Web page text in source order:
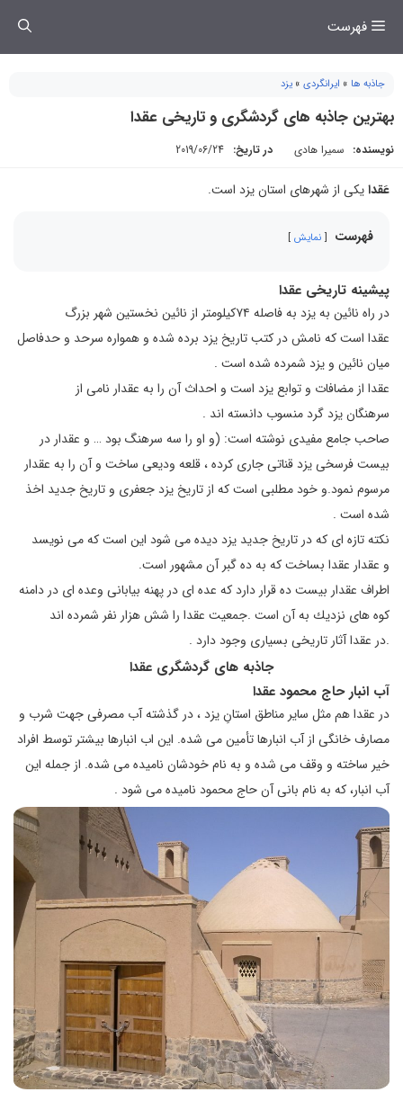
فهرست
جاذبه ها » ایرانگردی » یزد
بهترین جاذبه های گردشگری و تاریخی عقدا
نویسنده: سمیرا هادی در تاریخ: 2019/06/24
عَقدایکی از شهرهای استان یزد است.
فهرست نمایش
پیشینه تاریخی عقدا
در راه نائين به يزد به فاصله ۷۴كيلومتر از نائين نخستين شهر بزرگ
عقدا است كه نامش در كتب تاريخ يزد برده شده و همواره سرحد و حدفاصل
ميان نائين و يزد شمرده شده است .
عقدا از مضافات و توابع يزد است و احداث آن را به عقدار نامی از
سرهنگان يزد گرد منسوب دانسته اند .
صاحب جامع مفيدی نوشته است: (و او را سه سرهنگ بود … و عقدار در
بيست فرسخی يزد قناتی جاری كرده ، قلعه وديعی ساخت و آن را به عقدار
مرسوم نمود.و خود مطلبی است كه از تاريخ يزد جعفری و تاريخ جديد اخذ
شده است .
نكته تازه ای كه در تاريخ جديد يزد ديده می شود اين است كه می نويسد
و عقدار عقدا بساخت كه به ده گبر آن مشهور است.
اطراف عقدار بيست ده قرار دارد كه عده ای در پهنه بيابانی وعده ای در دامنه
كوه های نزديك به آن است .جمعيت عقدا را شش هزار نفر شمرده اند
.در عقدا آثار تاريخی بسياری وجود دارد .
جاذبه های گردشگری عقدا
آب انبار حاج محمود عقدا
در عقدا هم مثل سایر مناطق استانِ یزد ، در گذشته آب مصرفى جهت شرب و
مصارف خانگى از آب انبارها تأمین مى شده. این اب انبارها بیشتر توسط افراد
خیر ساخته و وقف می شده و به نام خودشان نامیده می شده. از جمله این
آب انبار، که به نام بانی آن حاج محمود نامیده می شود .